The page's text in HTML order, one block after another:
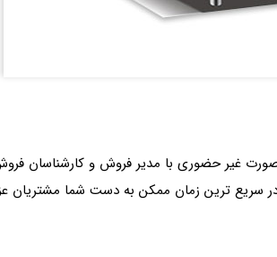
غیر حضوری با مدیر فروش و کارشناسان
سریع ترین زمان ممکن به دست شما مشتریان